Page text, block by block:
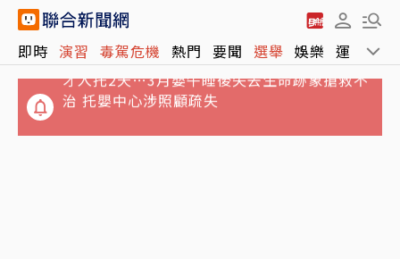
即時 演習 毒駕危機 熱門 要聞 選舉 娛樂 運動 全
治 托嬰中心涉照顧疏失
Sony、台積電傳擬砸1兆日圓 合資在熊本量產